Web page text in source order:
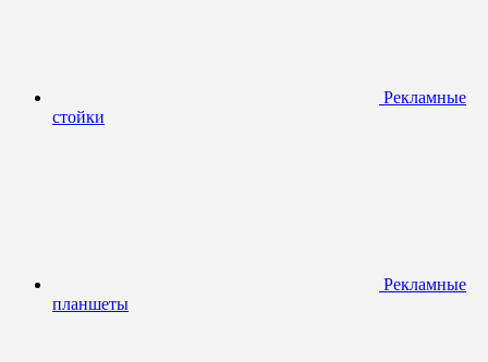
Рекламные
стойки
Рекламные
планшеты